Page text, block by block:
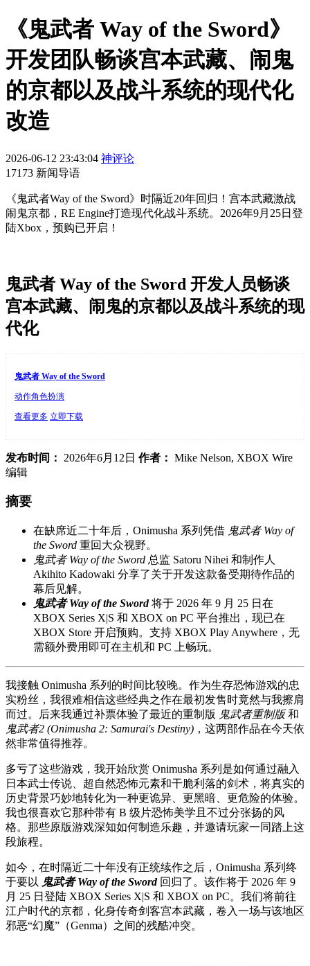
《鬼武者 Way of the Sword》
开发团队畅谈宫本武藏、闹鬼
的京都以及战斗系统的现代化
改造
2026-06-12 23:43:04 神评论
17173 新闻导语
《鬼武者Way of the Sword》时隔近20年回归！宫本武藏激战
闹鬼京都，RE Engine打造现代化战斗系统。2026年9月25日登
陆Xbox，预购已开启！
鬼武者 Way of the Sword 开发人员畅谈
宫本武藏、闹鬼的京都以及战斗系统的现
代化
鬼武者 Way of the Sword
动作角色扮演
查看更多 立即下载
发布时间： 2026年6月12日 作者： Mike Nelson, XBOX Wire
编辑
摘要
在缺席近二十年后，Onimusha 系列凭借 鬼武者 Way of
the Sword 重回大众视野。
鬼武者 Way of the Sword 总监 Satoru Nihei 和制作人
Akihito Kadowaki 分享了关于开发这款备受期待作品的
幕后见解。
鬼武者 Way of the Sword将于 2026 年 9 月 25 日在
XBOX Series X|S 和 XBOX on PC 平台推出，现已在
XBOX Store 开启预购。支持 XBOX Play Anywhere，无
需额外费用即可在主机和 PC 上畅玩。
我接触 Onimusha 系列的时间比较晚。作为生存恐怖游戏的忠
实粉丝，我很难相信这些经典之作在最初发售时竟然与我擦肩
而过。后来我通过补票体验了最近的重制版 鬼武者重制版和
鬼武者2 (Onimusha 2: Samurai's Destiny) ，这两部作品在今天依
然非常值得推荐。
多亏了这些游戏，我开始欣赏 Onimusha 系列是如何通过融入
日本武士传说、超自然恐怖元素和干脆利落的剑术，将真实的
历史背景巧妙地转化为一种更诡异、更黑暗、更危险的体验。
我也很喜欢它那种带有 B 级片恐怖美学且不过分张扬的风
格。那些原版游戏深知如何制造乐趣，并邀请玩家一同踏上这
段旅程。
如今，在时隔近二十年没有正统续作之后，Onimusha 系列终
于要以 鬼武者 Way of the Sword回归了。该作将于 2026 年 9
月 25 日登陆 XBOX Series X|S 和 XBOX on PC。我们将前往
江户时代的京都，化身传奇剑客宫本武藏，卷入一场与该地区
邪恶“幻魔”（Genma）之间的残酷冲突。